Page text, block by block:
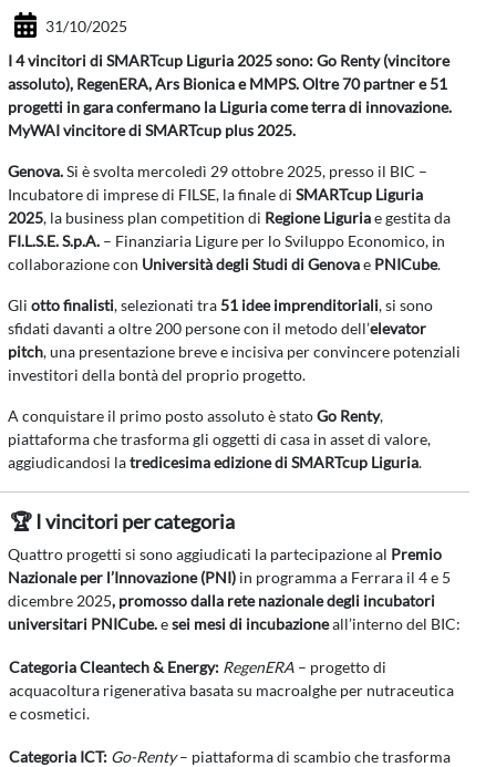
31/10/2025
I 4 vincitori di SMARTcup Liguria 2025 sono: Go Renty (vincitore
assoluto), RegenERA, Ars Bionica e MMPS. Oltre 70 partner e 51
progetti in gara confermano la Liguria come terra di innovazione.
MyWAI vincitore di SMARTcup plus 2025.
Genova.Si è svolta mercoledì 29 ottobre 2025, presso il BIC –
Incubatore di imprese di FILSE, la finale di SMARTcup Liguria
2025, la business plan competition di Regione Liguriae gestita da
FI.L.S.E. S.p.A. – Finanziaria Ligure per lo Sviluppo Economico, in
collaborazione con Università degli Studi di Genovae PNICube.
Gli otto finalisti, selezionati tra51 idee imprenditoriali, si sono
sfidati davanti a oltre 200 persone con il metodo dell’elevator
pitch, una presentazione breve e incisiva per convincere potenziali
investitori della bontà del proprio progetto.
A conquistare il primo posto assoluto è statoGo Renty,
piattaforma che trasforma gli oggetti di casa in asset di valore,
aggiudicandosi latredicesima edizione di SMARTcup Liguria.
🏆 I vincitori per categoria
Quattro progetti si sono aggiudicati la partecipazione al Premio
Nazionale per l’Innovazione (PNI) in programma a Ferrara il 4 e 5
dicembre 2025, promosso dalla rete nazionale degli incubatori
universitari PNICube.esei mesi di incubazioneall’interno del BIC:
Categoria Cleantech& Energy: RegenERA – progetto di
acquacoltura rigenerativa basata su macroalghe per nutraceutica
e cosmetici.
Categoria ICT: Go-Renty– piattaforma di scambio che trasforma